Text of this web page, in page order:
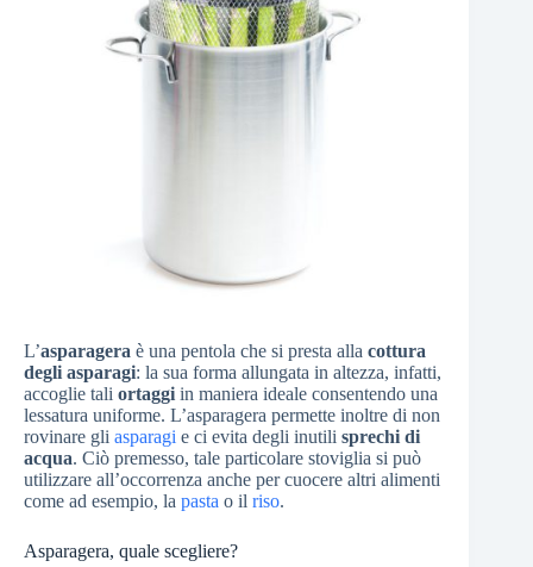
L’asparagera è una pentola che si presta alla cottura
degli asparagi: la sua forma allungata in altezza, infatti,
accoglie tali ortaggi in maniera ideale consentendo una
lessatura uniforme. L’asparagera permette inoltre di non
rovinare gli asparagi e ci evita degli inutili sprechi di
acqua. Ciò premesso, tale particolare stoviglia si può
utilizzare all’occorrenza anche per cuocere altri alimenti
come ad esempio, la pasta o il riso.
Asparagera, quale scegliere?